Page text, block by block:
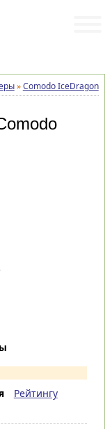
»Comodo IceDragon
Рейтингу